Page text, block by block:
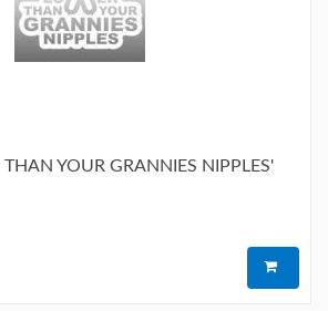
YOUR GRANNIES NIPPLES'